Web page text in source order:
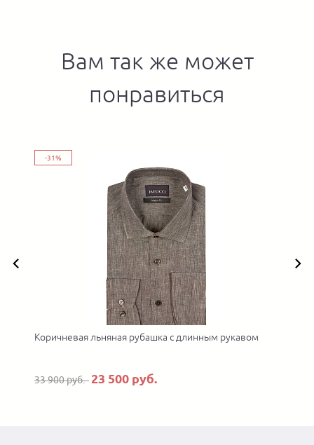
Вам так же может
понравиться
-31%
Коричневая льняная рубашка с длинным рукавом
33 900 руб. 23 500 руб.